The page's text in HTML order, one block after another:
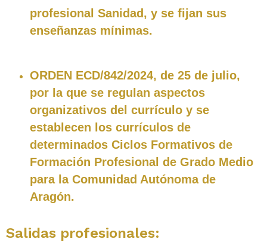
profesional Sanidad, y se fijan sus
enseñanzas mínimas.
ORDEN ECD/842/2024, de 25 de julio,
por la que se regulan aspectos
organizativos del currículo y se
establecen los currículos de
determinados Ciclos Formativos de
Formación Profesional de Grado Medio
para la Comunidad Autónoma de
Aragón.
Salidas profesionales: